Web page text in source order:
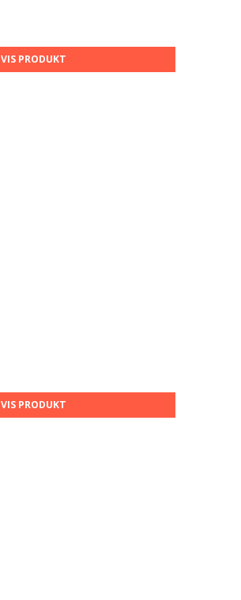
VIS PRODUKT
VIS PRODUKT